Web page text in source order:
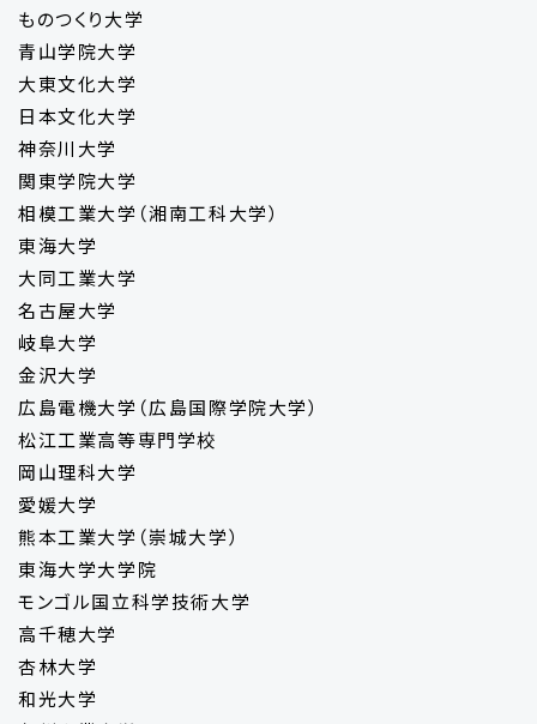
ものつくり大学
青山学院大学
大東文化大学
日本文化大学
神奈川大学
関東学院大学
相模工業大学（湘南工科大学）
東海大学
大同工業大学
名古屋大学
岐阜大学
金沢大学
広島電機大学（広島国際学院大学）
松江工業高等専門学校
岡山理科大学
愛媛大学
熊本工業大学（崇城大学）
東海大学大学院
モンゴル国立科学技術大学
高千穂大学
杏林大学
和光大学